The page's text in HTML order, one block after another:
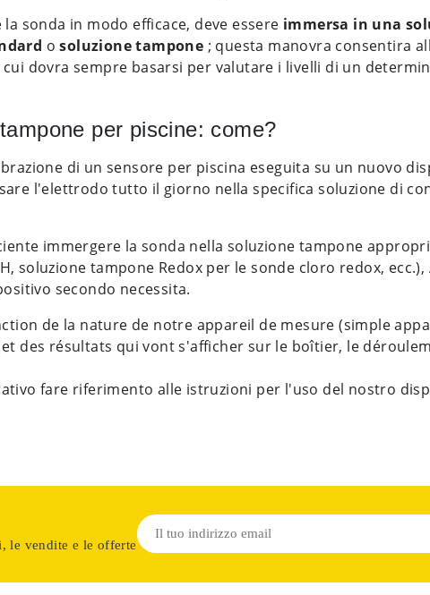
sonda in modo efficace, deve essere immersa in una
osoluzione tampone ; questa manovra consentira
dovra sempre basarsi per valutare i livelli di un
per piscine: come?
di un sensore per piscina eseguita su un nuovo
l'elettrodo tutto il giorno nella specifica soluzione di
immergere la sonda nella soluzione tampone
soluzione tampone Redox per le sonde cloro redox,
secondo necessita.
de la nature de notre appareil de mesure (simple
des résultats qui vont s'afficher sur le boîtier, le
fare riferimento alle istruzioni per l'uso del nostro
le vendite e le offerte